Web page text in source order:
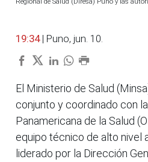
Regional de Salud (Diresa) Puno y las
19:34 | Puno, jun. 10.
El Ministerio de Salud
conjunto y coordinado con
Panamericana de la Salud
equipo técnico de alto nivel
liderado por la Dirección